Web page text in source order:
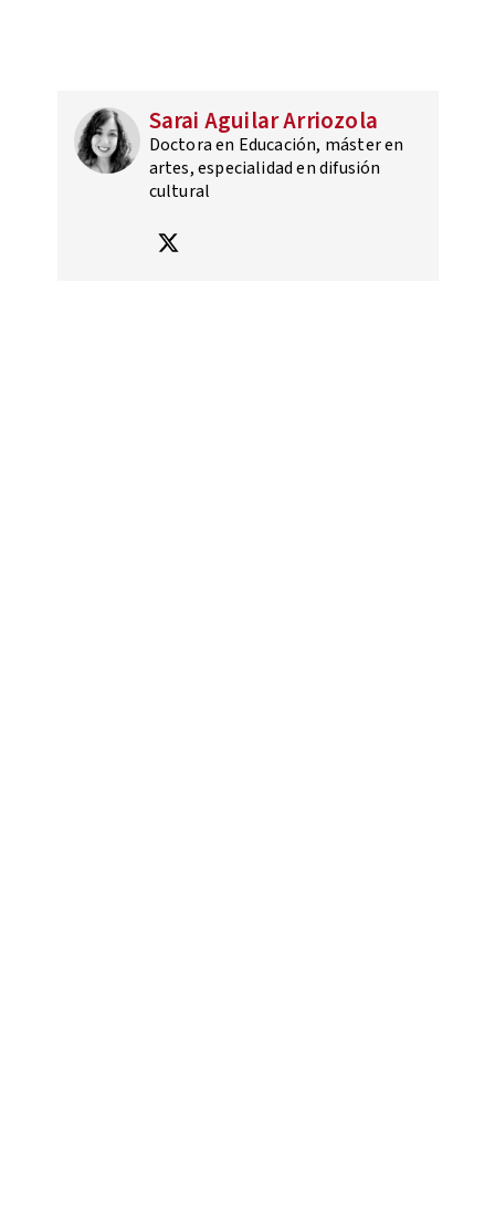
Sarai Aguilar Arriozola
Doctora en Educación, máster en
artes, especialidad en difusión
cultural